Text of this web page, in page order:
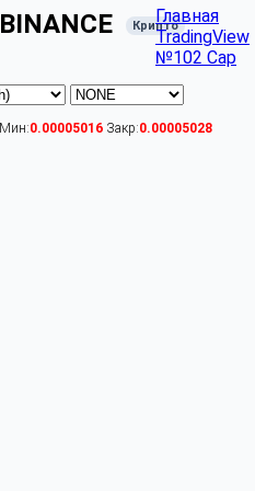
КриптоГлавная
TradingView
№102 Cap
Мин:0.00005016 Закр:0.00005028